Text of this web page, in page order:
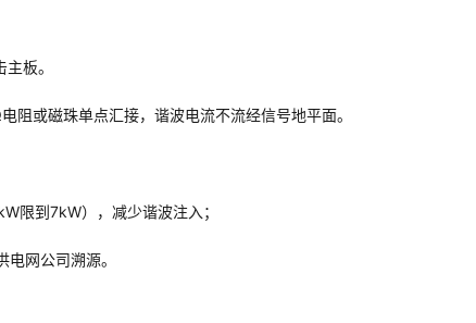
板。
或磁珠单点汇接，谐波电流不流经信号地平面。
限到7kW），减少谐波注入；
网公司溯源。